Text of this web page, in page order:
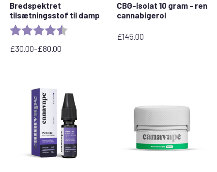
Bredspektret
tilsætningsstof til damp
Rating:
£30.00-£80.00
Prisinterval:
CBG-isolat 10 gram - ren
cannabigerol
£145.00